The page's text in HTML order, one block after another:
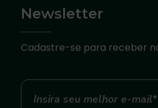
Newsletter
Cadastre-se para receber